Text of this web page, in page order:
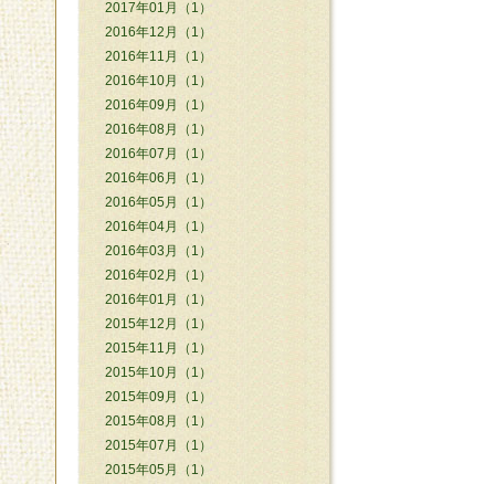
2017年01月（1）
2016年12月（1）
2016年11月（1）
2016年10月（1）
2016年09月（1）
2016年08月（1）
2016年07月（1）
2016年06月（1）
2016年05月（1）
2016年04月（1）
2016年03月（1）
2016年02月（1）
2016年01月（1）
2015年12月（1）
2015年11月（1）
2015年10月（1）
2015年09月（1）
2015年08月（1）
2015年07月（1）
2015年05月（1）